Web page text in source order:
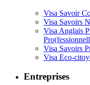
Visa Savoir
Visa Savoirs
Visa Anglais
Visa Savoirs
Visa Eco-
Entreprises